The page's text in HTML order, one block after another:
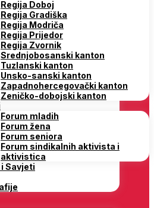
Regija Doboj
Regija Gradiška
Regija Modriča
Regija Prijedor
Regija Zvornik
Srednjobosanski kanton
Tuzlanski kanton
Unsko-sanski kanton
Zapadnohercegovački kanton
Zeničko-dobojski kanton
Forum mladih
Forum žena
Forum seniora
Forum sindikalnih aktivista i
aktivistica
Savjeti